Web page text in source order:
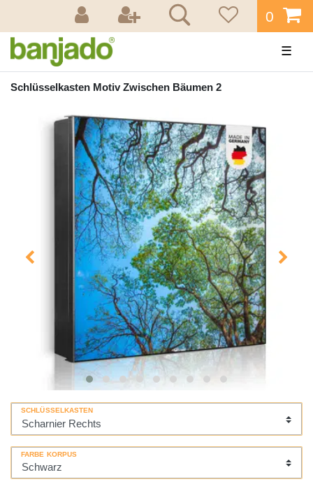
0
☰
Schlüsselkasten Motiv Zwischen Bäumen 2
SCHLÜSSELKASTEN
FARBE KORPUS